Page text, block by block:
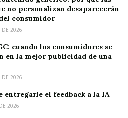
no personalizan desaparecerán
consumidor
DE 2026
cuando los consumidores se
en la mejor publicidad de una
DE 2026
entregarle el feedback a la IA
2026